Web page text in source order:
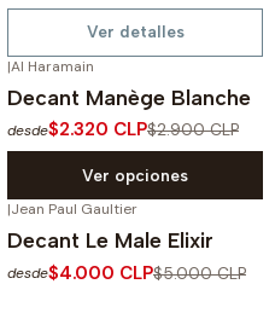
Ver detalles
-20%OFF
|Al Haramain
Decant Manège Blanche
desde$2.320 CLP$2.900 CLP
Ver opciones
|Jean Paul Gaultier
Decant Le Male Elixir
desde$4.000 CLP$5.000 CLP